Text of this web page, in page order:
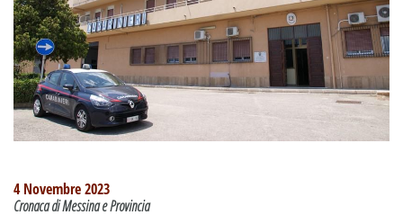
4 Novembre 2023
Cronaca di Messina e Provincia